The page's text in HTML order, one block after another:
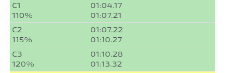
C1
110%
01:04.17
01:07.21
C2
115%
01:07.22
01:10.27
C3
120%
01:10.28
01:13.32